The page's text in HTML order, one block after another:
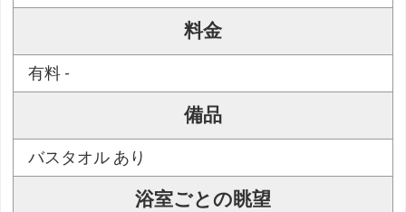
料金
有料 -
備品
バスタオル あり
浴室ごとの眺望